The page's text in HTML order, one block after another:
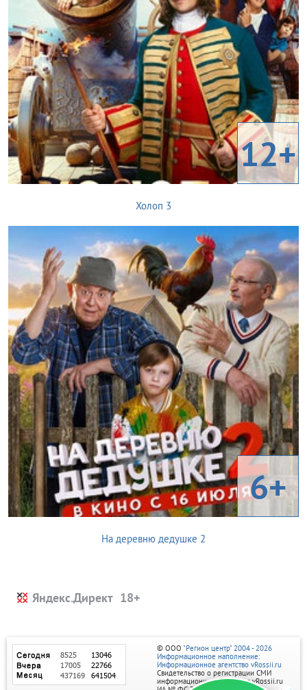
12+
Холоп 3
6+
На деревню дедушке 2
Яндекс.Директ
© ООО "Регион центр" 2004 - 2026
Информационное наполнение:
Информационное агентство vRossii.ru
Свидетельство о регистрации СМИ
информационного агентства vRossii.ru